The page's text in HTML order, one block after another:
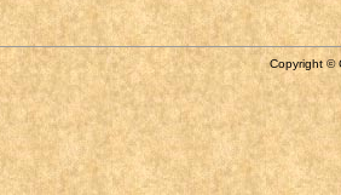
Copyright ©